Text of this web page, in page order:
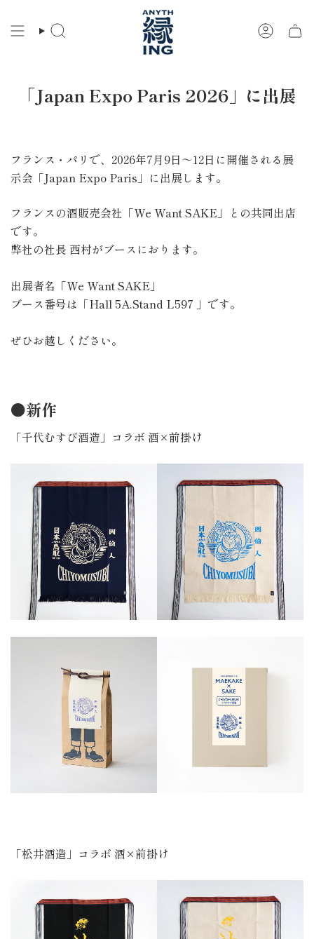
検
ア
「Japan Expo Paris 2026」に出展
フランス・パリで、2026年7月9日～12日に開催される展
示会「Japan Expo Paris」に出展します。
フランスの酒販売会社「We Want SAKE」との共同出店
です。
弊社の社長 西村がブースにおります。
出展者名「We Want SAKE」
ブース番号は「Hall 5A.Stand L597 」です。
ぜひお越しください。
●新作
「千代むすび酒造」コラボ 酒×前掛け
「松井酒造」コラボ 酒×前掛け